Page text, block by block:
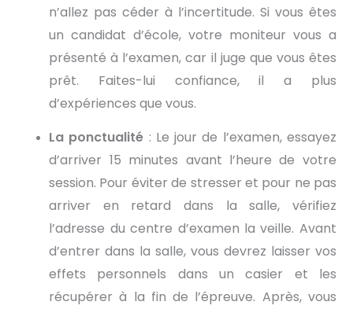
n’allez pas céder à l’incertitude. Si vous êtes
un candidat d’école, votre moniteur vous a
présenté à l’examen, car il juge que vous êtes
prêt. Faites-lui confiance, il a plus
d’expériences que vous.
La ponctualité : Le jour de l’examen, essayez
d’arriver 15 minutes avant l’heure de votre
session. Pour éviter de stresser et pour ne pas
arriver en retard dans la salle, vérifiez
l’adresse du centre d’examen la veille. Avant
d’entrer dans la salle, vous devrez laisser vos
effets personnels dans un casier et les
récupérer à la fin de l’épreuve. Après, vous